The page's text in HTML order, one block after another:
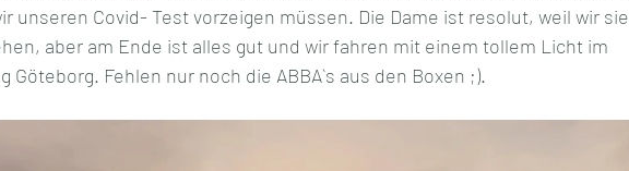
unseren Covid- Test vorzeigen müssen. Die Dame ist resolut, weil wir sie
aber am Ende ist alles gut und wir fahren mit einem tollem Licht im
Göteborg. Fehlen nur noch die ABBA`s aus den Boxen ;).